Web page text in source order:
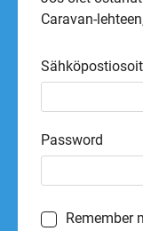
Caravan-
Password
Remember